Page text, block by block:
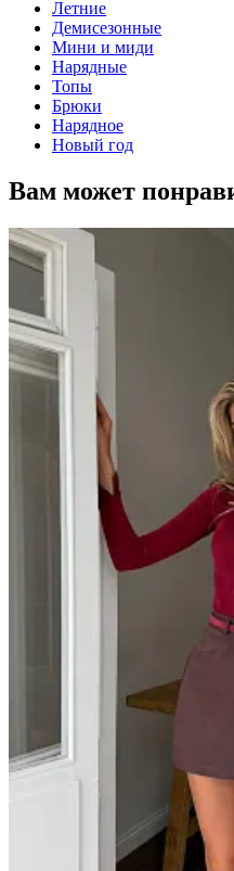
Летние
Демисезонные
Мини и миди
Нарядные
Топы
Брюки
Нарядное
Новый год
Вам может